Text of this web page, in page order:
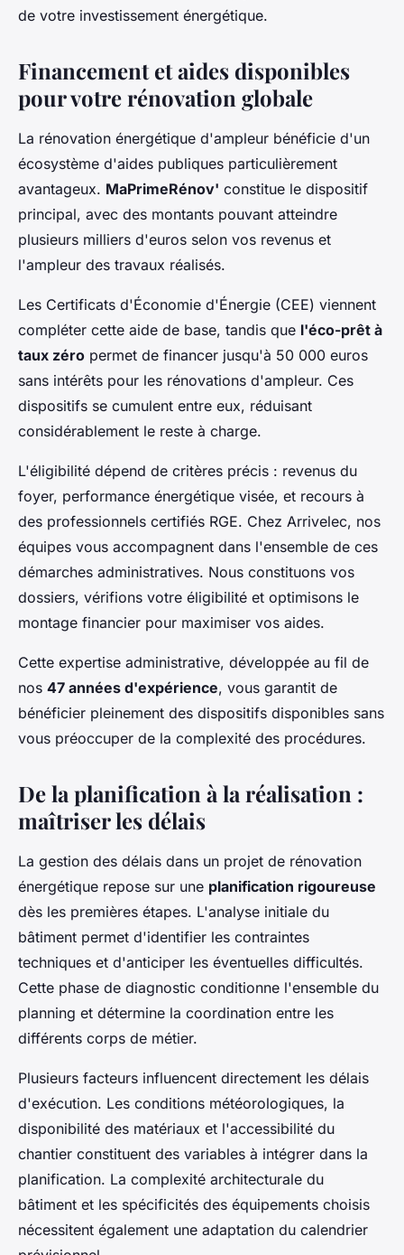
de votre investissement énergétique.
Financement et aides disponibles
pour votre rénovation globale
La rénovation énergétique d'ampleur bénéficie d'un
écosystème d'aides publiques particulièrement
avantageux. MaPrimeRénov' constitue le dispositif
principal, avec des montants pouvant atteindre
plusieurs milliers d'euros selon vos revenus et
l'ampleur des travaux réalisés.
Les Certificats d'Économie d'Énergie (CEE) viennent
compléter cette aide de base, tandis que l'éco-prêt à
taux zéro permet de financer jusqu'à 50 000 euros
sans intérêts pour les rénovations d'ampleur. Ces
dispositifs se cumulent entre eux, réduisant
considérablement le reste à charge.
L'éligibilité dépend de critères précis : revenus du
foyer, performance énergétique visée, et recours à
des professionnels certifiés RGE. Chez Arrivelec, nos
équipes vous accompagnent dans l'ensemble de ces
démarches administratives. Nous constituons vos
dossiers, vérifions votre éligibilité et optimisons le
montage financier pour maximiser vos aides.
Cette expertise administrative, développée au fil de
nos 47 années d'expérience, vous garantit de
bénéficier pleinement des dispositifs disponibles sans
vous préoccuper de la complexité des procédures.
De la planification à la réalisation :
maîtriser les délais
La gestion des délais dans un projet de rénovation
énergétique repose sur une planification rigoureuse
dès les premières étapes. L'analyse initiale du
bâtiment permet d'identifier les contraintes
techniques et d'anticiper les éventuelles difficultés.
Cette phase de diagnostic conditionne l'ensemble du
planning et détermine la coordination entre les
différents corps de métier.
Plusieurs facteurs influencent directement les délais
d'exécution. Les conditions météorologiques, la
disponibilité des matériaux et l'accessibilité du
chantier constituent des variables à intégrer dans la
planification. La complexité architecturale du
bâtiment et les spécificités des équipements choisis
nécessitent également une adaptation du calendrier